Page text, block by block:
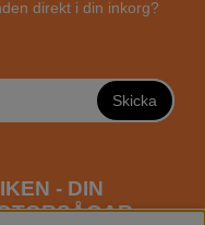
direkt i din inkorg?
Skicka
- DIN